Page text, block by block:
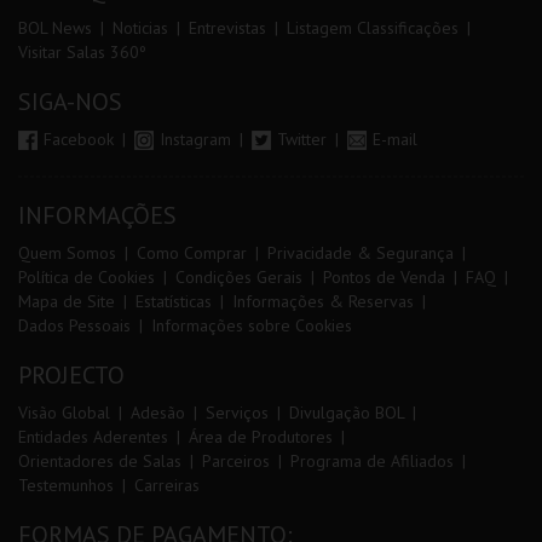
BOL News Noticias Entrevistas
Listagem Classificações
Visitar Salas 360º
SIGA-NOS
Facebook Instagram Twitter E-mail
INFORMAÇÕES
Quem Somos Como Comprar
Privacidade & Segurança
Política de Cookies
Condições Gerais Pontos de Venda
FAQ
Mapa de Site
Estatísticas
Informações & Reservas
Dados Pessoais
Informações sobre Cookies
PROJECTO
Visão Global Adesão Serviços
Divulgação BOL
Entidades Aderentes
Área de Produtores
Orientadores de Salas
Parceiros
Programa de Afiliados
Testemunhos
Carreiras
FORMAS DE PAGAMENTO: